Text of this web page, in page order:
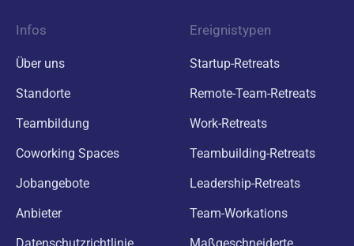
Infos
Über uns
Standorte
Teambildung
Coworking Spaces
Jobangebote
Anbieter
Ereignistypen
Startup-Retreats
Remote-Team-Retreats
Work-Retreats
Teambuilding-Retreats
Leadership-Retreats
Team-Workations